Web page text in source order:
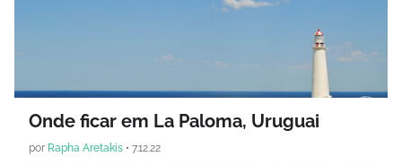
Onde ficar em La Paloma, Uruguai
por Rapha Aretakis • 7.12.22